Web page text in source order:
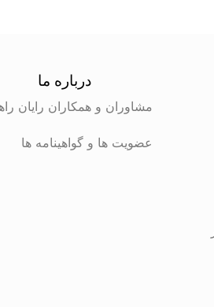
درباره ما
مشاوران و همکاران رایان
عضویت ها و گواهینامه ها